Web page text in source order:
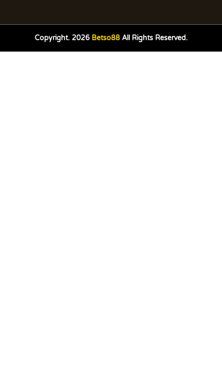
Copyright. 2026Betso88All Rights Reserved.